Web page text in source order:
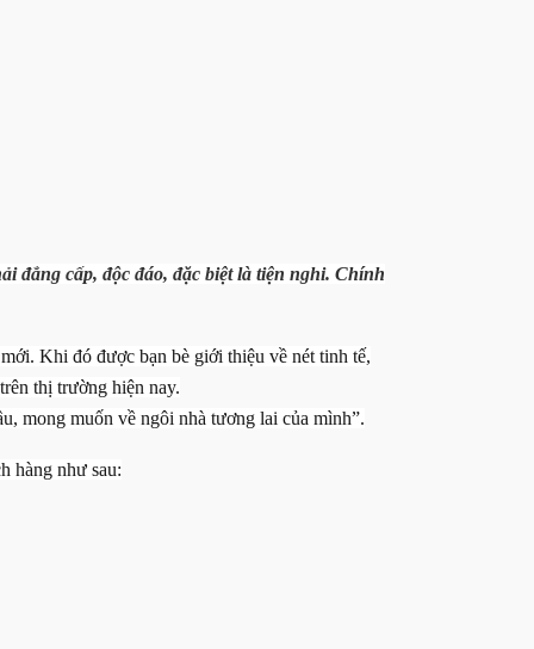
đẳng cấp, độc đáo, đặc biệt là tiện nghi. Chính
Khi đó được bạn bè giới thiệu về nét tinh tế,
thị trường hiện nay.
mong muốn về ngôi nhà tương lai của mình”.
hàng như sau: